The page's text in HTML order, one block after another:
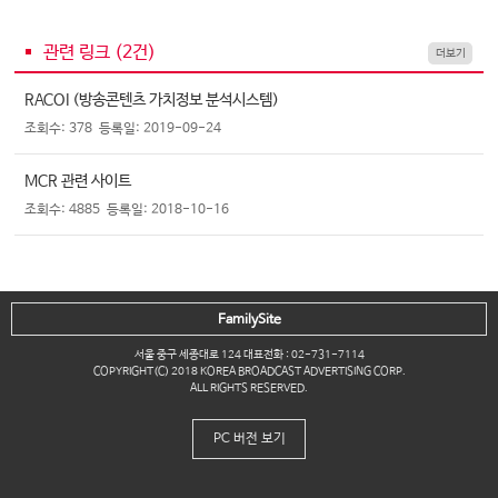
관련 링크 (2건) 더보기
RACOI (방송콘텐츠 가치정보 분석시스템)
조회수: 378 등록일: 2019-09-24
MCR 관련 사이트
조회수: 4885 등록일: 2018-10-16
서울 중구 세종대로 124 대표전화 : 02-731-7114
COPYRIGHT(C) 2018 KOREA BROADCAST ADVERTISING CORP.
ALL RIGHTS RESERVED.
FamilySite
PC 버전 보기